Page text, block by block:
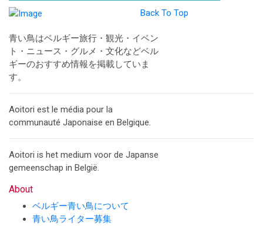
Back To Top
青い鳥はベルギー旅行・観光・イベン
ト・ニュース・グルメ・文化などベル
ギーのおすすめ情報を掲載していま
す。
Aoitori est le média pour la
communauté Japonaise en Belgique.
Aoitori is het medium voor de Japanse
gemeenschap in België.
About
ベルギー青い鳥について
青い鳥ライター募集